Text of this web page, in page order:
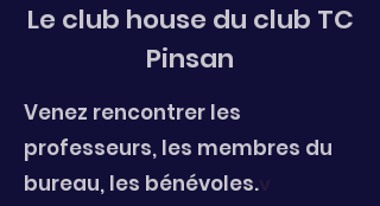
Le club house du club TC
Pinsan
Venez rencontrer les
professeurs, les membres du
bureau, les bénévoles.v